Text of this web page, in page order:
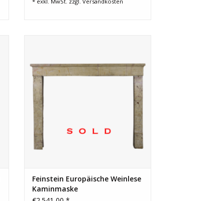
Feinstein Europäische Weinlese
Kaminmaske